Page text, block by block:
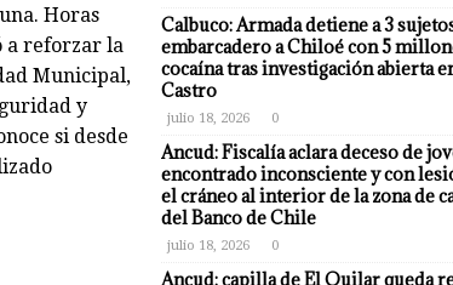
Horas
a reforzar la
Municipal,
y
si desde
Calbuco: Armada detiene a 3
embarcadero a Chiloé con 5
cocaína tras investigación abierta
Castro
julio 18, 2026 0
Ancud: Fiscalía aclara deceso de
encontrado inconsciente y con
el cráneo al interior de la zona de
del Banco de Chile
julio 18, 2026 0
Ancud: capilla de El Quilar queda